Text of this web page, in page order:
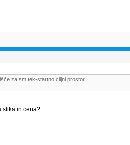
za sm.tek-startno ciljni prostor.
slika in cena?